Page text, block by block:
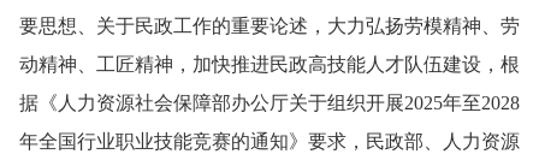
要思想、关于民政工作的重要论述，大力弘扬劳模精神、劳
动精神、工匠精神，加快推进民政高技能人才队伍建设，根
据《人力资源社会保障部办公厅关于组织开展2025年至2028
年全国行业职业技能竞赛的通知》要求，民政部、人力资源